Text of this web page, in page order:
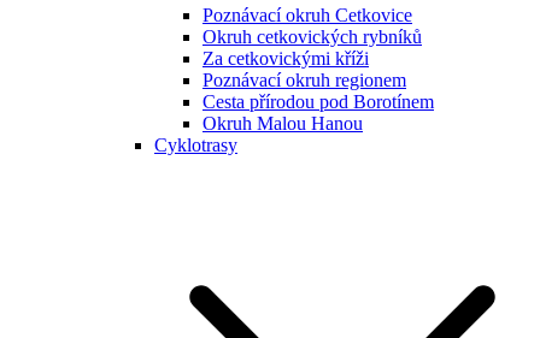
Poznávací okruh Cetkovice
Okruh cetkovických rybníků
Za cetkovickými kříži
Poznávací okruh regionem
Cesta přírodou pod Borotínem
Okruh Malou Hanou
Cyklotrasy